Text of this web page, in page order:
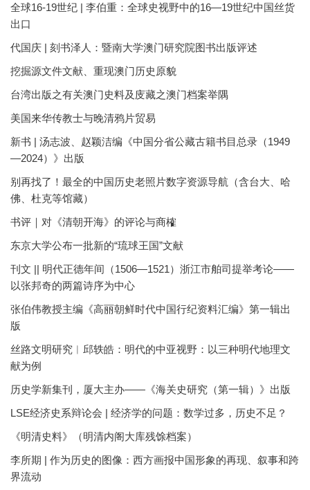
全球16-19世纪 | 李伯重：全球史视野中的16—19世纪中国丝货
出口
代国庆 | 刻书泽人：暨南大学澳门研究院图书出版评述
挖掘源文件文献、重现澳门历史原貌
台湾出版之有关澳门史料及庋藏之澳门档案举隅
美国来华传教士与晚清鸦片贸易
新书 | 汤志波、赵颖洁编《中国分省公藏古籍书目总录（1949
—2024）》出版
别再找了！最全的中国历史老照片数字资源导航（含台大、哈
佛、杜克等馆藏）
书评｜对《清朝开海》的评论与商榷
东京大学公布一批新的“琉球王国”文献
刊文 || 明代正德年间（1506—1521）浙江市舶司提举考论——
以张邦奇的两篇诗序为中心
张伯伟教授主编《高丽朝鲜时代中国行纪资料汇编》第一辑出
版
丝路文明研究︱邱轶皓：明代的中亚视野：以三种明代地理文
献为例
历史学新集刊，厦大主办——《海关史研究（第一辑）》出版
LSE经济史系辩论会 | 经济学的问题：数学过多，历史不足？
《明清史料》（明清内阁大库残馀档案）
李所期 | 作为历史的图像：西方画报中国形象的再现、叙事和跨
界流动